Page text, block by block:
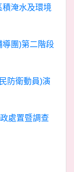
積淹水及環境
團)第二階段
防衛動員)演
處置暨調查